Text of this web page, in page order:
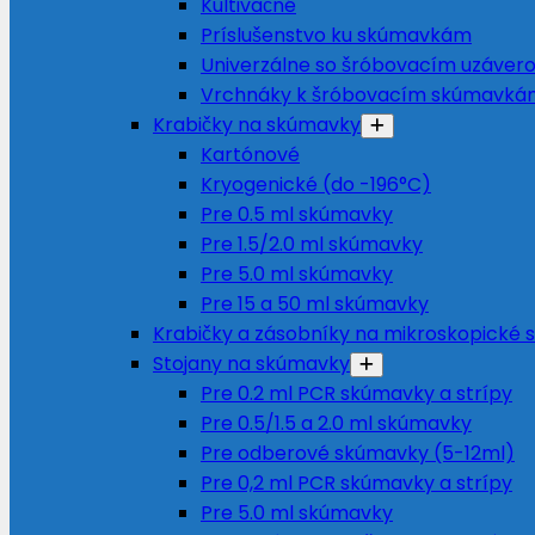
Príslušenstvo ku skúmavkám
Univerzálne so šróbovacím
Vrchnáky k šróbovacím
Krabičky na skúmavky
Kartónové
Kryogenické (do -196°C)
Pre 0.5 ml skúmavky
Pre 1.5/2.0 ml skúmavky
Pre 5.0 ml skúmavky
Pre 15 a 50 ml skúmavky
Krabičky a zásobníky na mikroskopické
Stojany na skúmavky
Pre 0.2 ml PCR skúmavky a strípy
Pre 0.5/1.5 a 2.0 ml skúmavky
Pre odberové skúmavky (5-12ml)
Pre 0,2 ml PCR skúmavky a strípy
Pre 5.0 ml skúmavky